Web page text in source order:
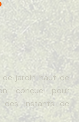
de jardin haut de
conçue pour
des instants de